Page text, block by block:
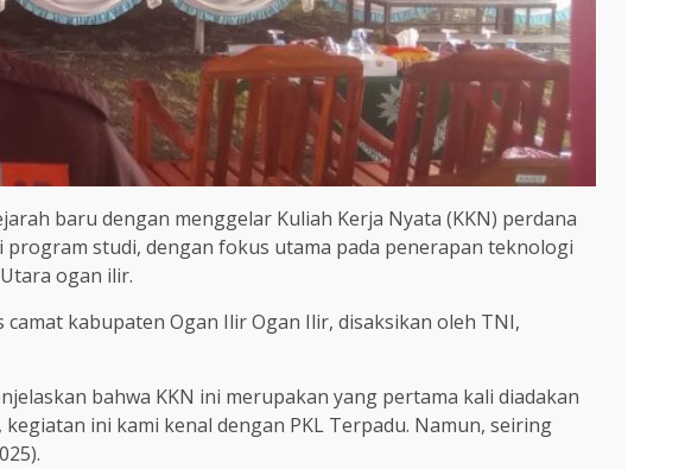
baru dengan menggelar Kuliah Kerja Nyata (KKN) perdana
studi, dengan fokus utama pada penerapan teknologi
ogan ilir.
kabupaten Ogan Ilir Ogan Ilir, disaksikan oleh TNI,
bahwa KKN ini merupakan yang pertama kali diadakan
ini kami kenal dengan PKL Terpadu. Namun, seiring